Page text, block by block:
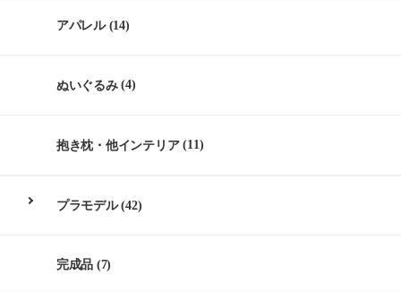
アパレル(14)
ぬいぐるみ(4)
抱き枕・他インテリア(11)
プラモデル(42)
完成品 (7)